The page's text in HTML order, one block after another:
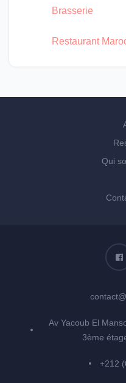
Brasserie
Restaurant
Qui
Av Yacoub El
3ème
+212